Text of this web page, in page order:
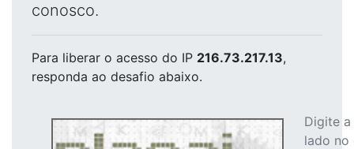
conosco.
Para liberar o acesso do IP 216.73.217.13,
responda ao desafio abaixo.
Digite
lado no